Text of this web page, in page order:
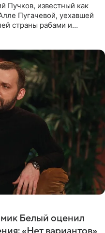
Пучков, известный как
Пугачевой, уехавшей
страны рабами и
Белый оценил